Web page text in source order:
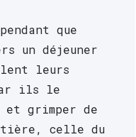
que
un déjeuner
leurs
ils le
grimper de
celle du